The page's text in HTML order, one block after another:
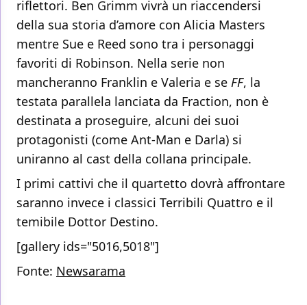
riflettori. Ben Grimm vivrà un riaccendersi
della sua storia d’amore con Alicia Masters
mentre Sue e Reed sono tra i personaggi
favoriti di Robinson. Nella serie non
mancheranno Franklin e Valeria e se FF, la
testata parallela lanciata da Fraction, non è
destinata a proseguire, alcuni dei suoi
protagonisti (come Ant-Man e Darla) si
uniranno al cast della collana principale.
I primi cattivi che il quartetto dovrà affrontare
saranno invece i classici Terribili Quattro e il
temibile Dottor Destino.
[gallery ids="5016,5018"]
Fonte: Newsarama